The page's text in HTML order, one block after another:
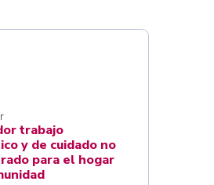
trabajo
y de cuidado no
para el hogar